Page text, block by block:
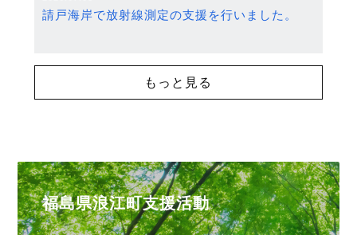
請戸海岸で放射線測定の支援を行いました。
もっと見る
福島県浪江町支援活動